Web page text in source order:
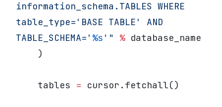
information_schema.TABLES WHERE
table_type='BASE TABLE' AND
TABLE_SCHEMA=' %s '" % database_name
    )
    tables
= cursor.fetchall()